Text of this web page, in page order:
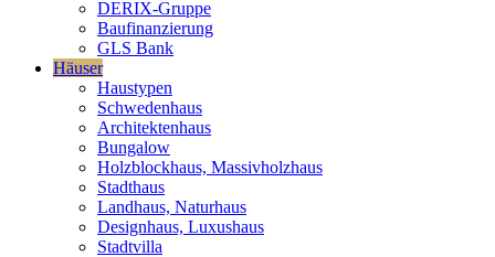
DERIX-Gruppe
Baufinanzierung
GLS Bank
Häuser
Haustypen
Schwedenhaus
Architektenhaus
Bungalow
Holzblockhaus, Massivholzhaus
Stadthaus
Landhaus, Naturhaus
Designhaus, Luxushaus
Stadtvilla